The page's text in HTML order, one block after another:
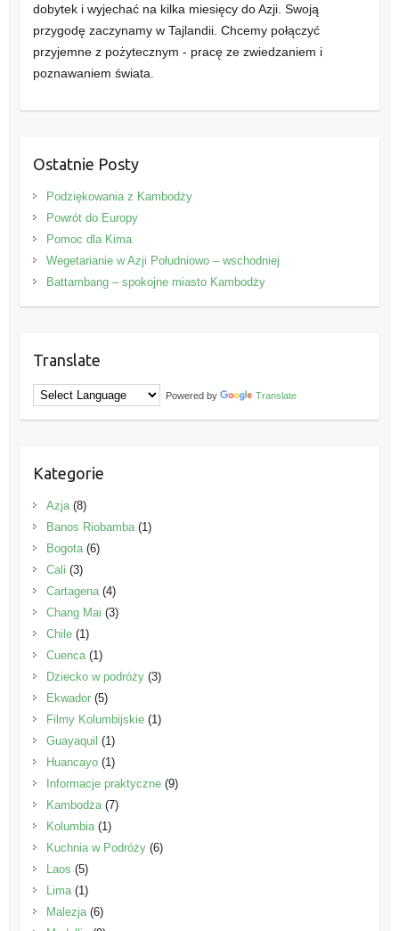
dobytek i wyjechać na kilka miesięcy do Azji. Swoją
przygodę zaczynamy w Tajlandii. Chcemy połączyć
przyjemne z pożytecznym - pracę ze zwiedzaniem i
poznawaniem świata.
Ostatnie Posty
Podziękowania z Kambodży
Powrót do Europy
Pomoc dla Kima
Wegetarianie w Azji Południowo – wschodniej
Battambang – spokojne miasto Kambodży
Translate
Powered by Translate
Kategorie
Azja(8)
Banos Riobamba(1)
Bogota(6)
Cali (3)
Cartagena(4)
Chang Mai (3)
Chile(1)
Cuenca(1)
Dziecko w podróży(3)
Ekwador(5)
Filmy Kolumbijskie(1)
Guayaquil (1)
Huancayo(1)
Informacje praktyczne(9)
Kambodża(7)
Kolumbia(1)
Kuchnia w Podróży(6)
Laos (5)
Lima(1)
Malezja(6)